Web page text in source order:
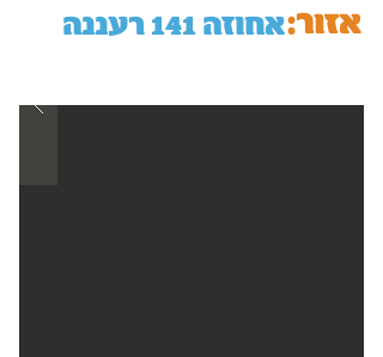
אחוזה 141 רעננהאזור: